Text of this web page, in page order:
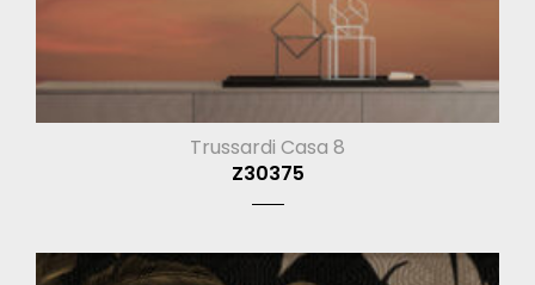
Trussardi Casa 8
Z30375